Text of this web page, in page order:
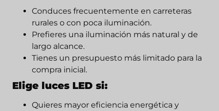
Conduces frecuentemente en carreteras
rurales o con poca iluminación.
Prefieres una iluminación más natural y de
largo alcance.
Tienes un presupuesto más limitado para la
compra inicial.
Elige luces LED si:
Quieres mayor eficiencia energética y